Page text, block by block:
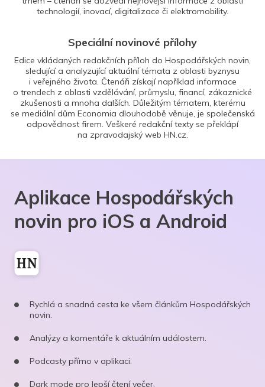
technologií, inovací, digitalizace či elektromobility.
Speciální novinové přílohy
Edice vkládaných redakčních příloh do Hospodářských novin,
sledující a analyzující aktuální témata z oblasti byznysu
i veřejného života. Čtenáři získají například informace
o trendech z oblasti vzdělávání, průmyslu, financí, zákaznické
zkušenosti a mnoha dalších. Důležitým tématem, kterému
se mediální dům Economia dlouhodobě věnuje, je společenská
odpovědnost firem. Veškeré redakční texty se překlápí
na zpravodajský web HN.cz.
Aplikace Hospodářských
novin pro iOS a Android
Rychlá a snadná cesta ke všem článkům Hospodářských
novin.
Analýzy a komentáře k aktuálním událostem.
Podcasty přímo v aplikaci.
Dark mode pro lepší čtení večer.